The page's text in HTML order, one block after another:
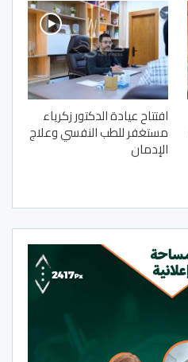
افتتاح عيادة الدكتور زكرياء
مستغفر للطب النفسي وعلاج
الإدمان